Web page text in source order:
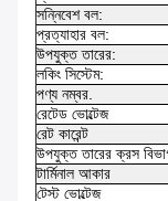
সন্নিবেশ বল:
প্রত্যাহার বল:
উপযুক্ত তারের:
লকিং সিস্টেম:
পণ্য নম্বর.
রেটেড ভোল্টেজ
রেট কারেন্ট
উপযুক্ত তারের ক্রস
টার্মিনাল আকার
টেস্ট ভোল্টেজ